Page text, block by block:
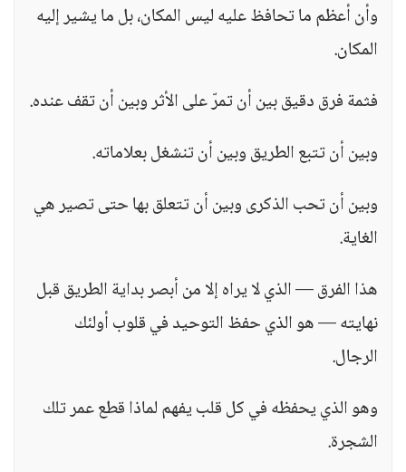
وأن أعظم ما تحافظ عليه ليس المكان، بل ما يشير إليه
المكان.
فثمة فرق دقيق بين أن تمرّ على الأثر وبين أن تقف عنده.
وبين أن تتبع الطريق وبين أن تنشغل بعلاماته.
وبين أن تحب الذكرى وبين أن تتعلق بها حتى تصير هي
الغاية.
هذا الفرق — الذي لا يراه إلا من أبصر بداية الطريق قبل
نهايته — هو الذي حفظ التوحيد في قلوب أولئك
الرجال.
وهو الذي يحفظه في كل قلب يفهم لماذا قطع عمر تلك
الشجرة.